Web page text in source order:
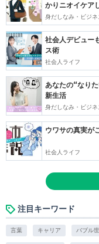
かりニオイケア
身だしなみ・ビジネ
社会人デビュー
ス術
社会人ライフ
あなたの“なり
新生活
身だしなみ・ビジネ
ウワサの真実が
社会人ライフ
注目キーワード
言葉 キャリア バブル